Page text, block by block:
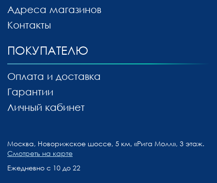
Адреса магазинов
Контакты
ПОКУПАТЕЛЮ
Оплата и доставка
Гарантии
Личный кабинет
Москва, Новорижское шоссе, 5 км, «Рига Молл», 3 этаж.
Смотреть на карте
Ежедневно с 10 до 22